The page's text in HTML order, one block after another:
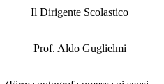
Il Dirigente Scolastico
Prof. Aldo Guglielmi